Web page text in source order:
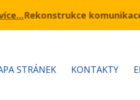
3.7 – 7.8.2026 bude
komunikace Kbelská - I.
STRÁNEK KONTAKTY